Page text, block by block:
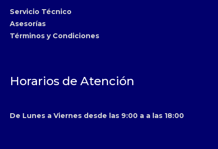
Servicio Técnico
Asesorías
Términos y Condiciones
Horarios de Atención
De Lunes a Viernes desde las 9:00 a a las 18:00